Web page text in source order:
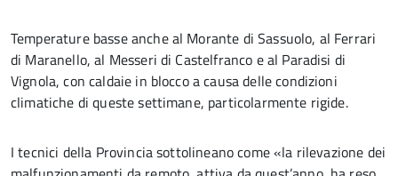
Temperature basse anche al Morante di Sassuolo, al Ferrari
di Maranello, al Messeri di Castelfranco e al Paradisi di
Vignola, con caldaie in blocco a causa delle condizioni
climatiche di queste settimane, particolarmente rigide.
I tecnici della Provincia sottolineano come «la rilevazione dei